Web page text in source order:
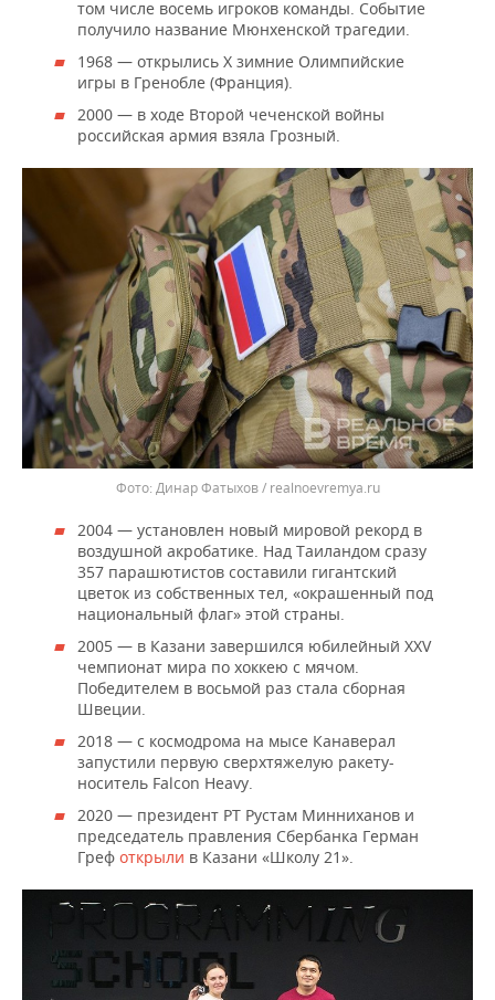
том числе восемь игроков команды. Событие
получило название Мюнхенской трагедии.
1968 — открылись X зимние Олимпийские
игры в Гренобле (Франция).
2000 — в ходе Второй чеченской войны
российская армия взяла Грозный.
Динар Фатыхов / realnoevremya.ru
2004 — установлен новый мировой рекорд в
воздушной акробатике. Над Таиландом сразу
357 парашютистов составили гигантский
цветок из собственных тел, «окрашенный под
национальный флаг» этой страны.
2005 — в Казани завершился юбилейный XXV
чемпионат мира по хоккею с мячом.
Победителем в восьмой раз стала сборная
Швеции.
2018 — с космодрома на мысе Канаверал
запустили первую сверхтяжелую ракету-
носитель Falcon Heavy.
2020 — президент РТ Рустам Минниханов и
председатель правления Сбербанка Герман
Греф открыли в Казани «Школу 21».